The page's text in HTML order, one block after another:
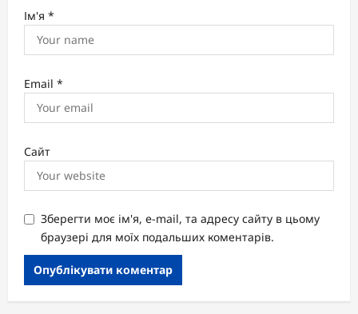
Ім'я *
Email *
Сайт
Зберегти моє ім'я, e-mail, та адресу сайту в цьому
браузері для моїх подальших коментарів.